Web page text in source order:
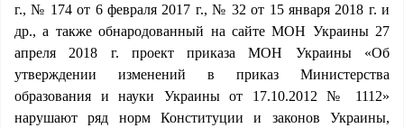
г., № 174 от 6 февраля 2017 г., № 32 от 15 января 2018 г. и
др., а также обнародованный на сайте МОН Украины 27
апреля 2018 г. проект приказа МОН Украины «Об
утверждении изменений в приказ Министерства
образования и науки Украины от 17.10.2012 № 1112»
нарушают ряд норм Конституции и законов Украины,